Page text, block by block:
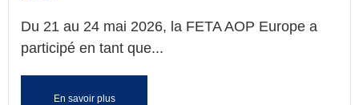
Du 21 au 24 mai 2026, la FETA AOP Europe a
participé en tant que...
En savoir plus